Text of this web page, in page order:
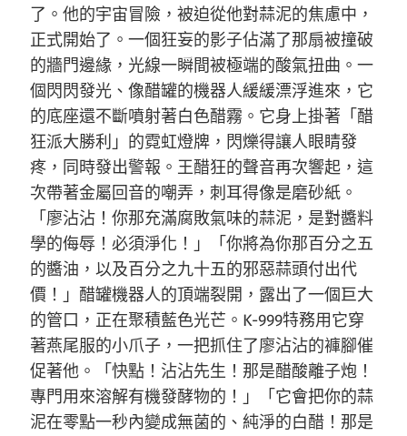
了。他的宇宙冒險，被迫從他對蒜泥的焦慮中，
正式開始了。一個狂妄的影子佔滿了那扇被撞破
的牆門邊緣，光線一瞬間被極端的酸氣扭曲。一
個閃閃發光、像醋罐的機器人緩緩漂浮進來，它
的底座還不斷噴射著白色醋霧。它身上掛著「醋
狂派大勝利」的霓虹燈牌，閃爍得讓人眼睛發
疼，同時發出警報。王醋狂的聲音再次響起，這
次帶著金屬回音的嘲弄，刺耳得像是磨砂紙。
「廖沾沾！你那充滿腐敗氣味的蒜泥，是對醬料
學的侮辱！必須淨化！」「你將為你那百分之五
的醬油，以及百分之九十五的邪惡蒜頭付出代
價！」醋罐機器人的頂端裂開，露出了一個巨大
的管口，正在聚積藍色光芒。K-999特務用它穿
著燕尾服的小爪子，一把抓住了廖沾沾的褲腳催
促著他。「快點！沾沾先生！那是醋酸離子炮！
專門用來溶解有機發酵物的！」「它會把你的蒜
泥在零點一秒內變成無菌的、純淨的白醋！那是